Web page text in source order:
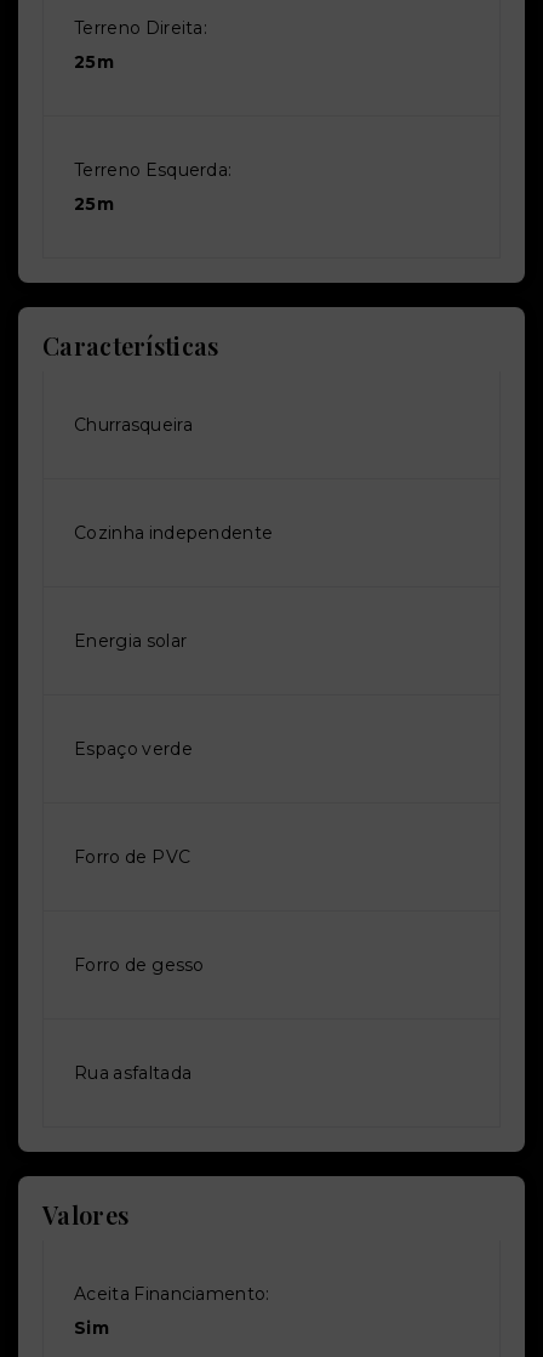
Terreno Direita:
25m
Terreno Esquerda:
25m
Características
Churrasqueira
Cozinha independente
Energia solar
Espaço verde
Forro de PVC
Forro de gesso
Rua asfaltada
Valores
Aceita Financiamento:
Sim